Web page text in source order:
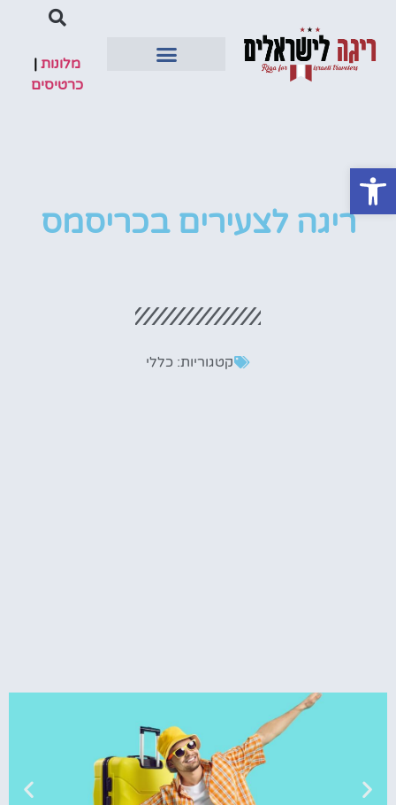
מלונות|
כרטיסים
ריגה לצעירים בכריסמס
קטגוריות: כללי
פתח סרגל נגישות